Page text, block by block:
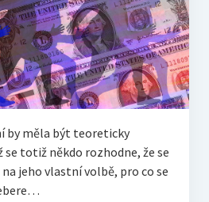
by měla být teoreticky
se totiž někdo rozhodne, že se
jeho vlastní volbě, pro co se